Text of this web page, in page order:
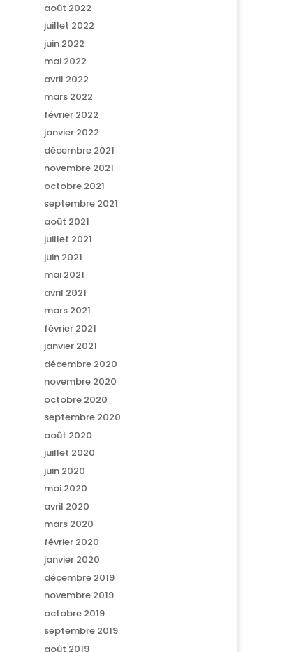
août 2022
juillet 2022
juin 2022
mai 2022
avril 2022
mars 2022
février 2022
janvier 2022
décembre 2021
novembre 2021
octobre 2021
septembre 2021
août 2021
juillet 2021
juin 2021
mai 2021
avril 2021
mars 2021
février 2021
janvier 2021
décembre 2020
novembre 2020
octobre 2020
septembre 2020
août 2020
juillet 2020
juin 2020
mai 2020
avril 2020
mars 2020
février 2020
janvier 2020
décembre 2019
novembre 2019
octobre 2019
septembre 2019
août 2019